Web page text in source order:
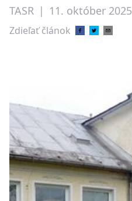
TASR | 11. október 2025
Zdieľať článok